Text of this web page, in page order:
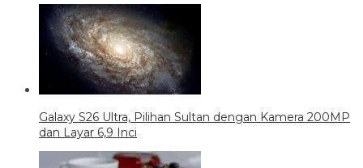
Galaxy S26 Ultra, Pilihan Sultan dengan Kamera 200MP
dan Layar 6,9 Inci